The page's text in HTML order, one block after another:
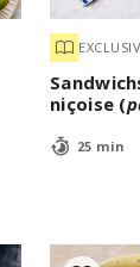
niçoise (
25 min